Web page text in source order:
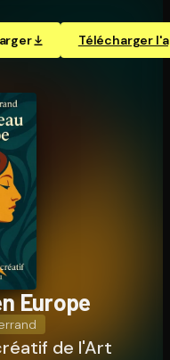
Télécharger
Europe
de l'Art